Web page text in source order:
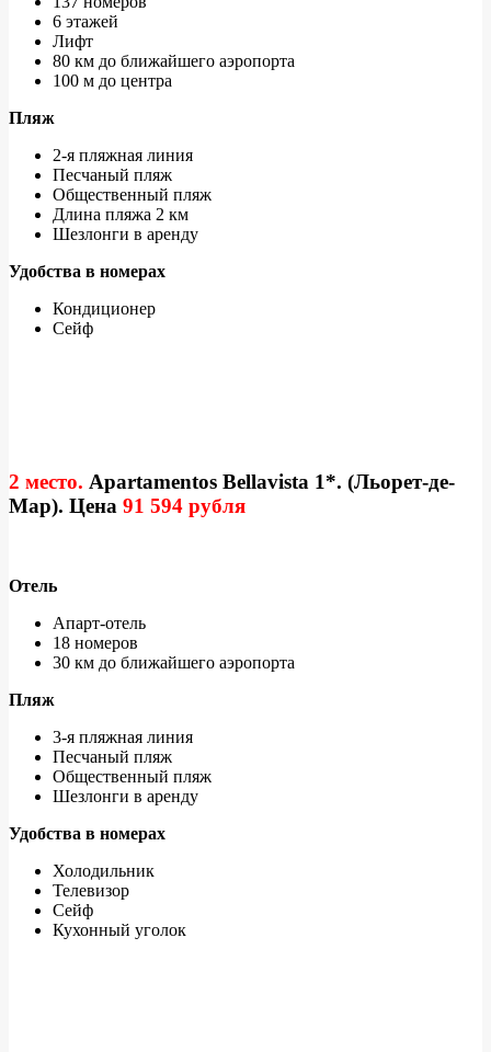
6 этажей
Лифт
80 км до ближайшего аэропорта
100 м до центра
Пляж
2-я пляжная линия
Песчаный пляж
Общественный пляж
Длина пляжа 2 км
Шезлонги в аренду
Удобства в номерах
Кондиционер
Сейф
2 место. Apartamentos Bellavista 1*. (Льорет-де-
Мар). Цена 91 594 рубля
Отель
Апарт-отель
18 номеров
30 км до ближайшего аэропорта
Пляж
3-я пляжная линия
Песчаный пляж
Общественный пляж
Шезлонги в аренду
Удобства в номерах
Холодильник
Телевизор
Сейф
Кухонный уголок